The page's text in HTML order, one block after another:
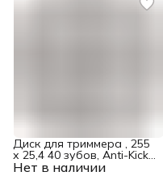
Нет в наличии
Диск для триммера , 255
х 25,4 40 зубов, Anti-Kick
Denzel